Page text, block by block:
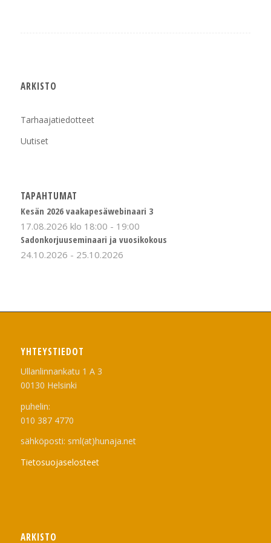
ARKISTO
Tarhaajatiedotteet
Uutiset
TAPAHTUMAT
Kesän 2026 vaakapesäwebinaari 3
17.08.2026 klo 18:00 - 19:00
Sadonkorjuuseminaari ja vuosikokous
24.10.2026 - 25.10.2026
YHTEYSTIEDOT
Ullanlinnankatu 1 A 3
00130 Helsinki
puhelin:
010 387 4770
sähköposti: sml(at)hunaja.net
Tietosuojaselosteet
ARKISTO